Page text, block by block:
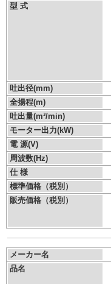
型 式
吐出径(mm)
全揚程(m)
吐出量(m³/min)
モーター出力(kW)
電 源(V)
周波数(Hz)
仕 様
標準価格（税別）
販売価格（税別）
メーカー名
品名